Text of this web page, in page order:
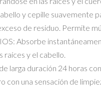
y cepille suavemente
de residuo. Permite
Absorbe
raíces y el cabello.
larga duración 24 horas
con una sensación de